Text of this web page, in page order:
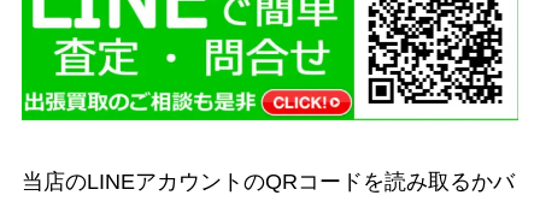
当店のLINEアカウントのQRコードを読み取るかバ